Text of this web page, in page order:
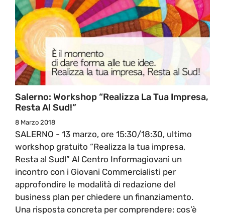
Salerno: Workshop “Realizza La Tua Impresa,
Resta Al Sud!”
8 Marzo 2018
SALERNO - 13 marzo, ore 15:30/18:30, ultimo
workshop gratuito “Realizza la tua impresa,
Resta al Sud!” Al Centro Informagiovani un
incontro con i Giovani Commercialisti per
approfondire le modalità di redazione del
business plan per chiedere un finanziamento.
Una risposta concreta per comprendere: cos’è